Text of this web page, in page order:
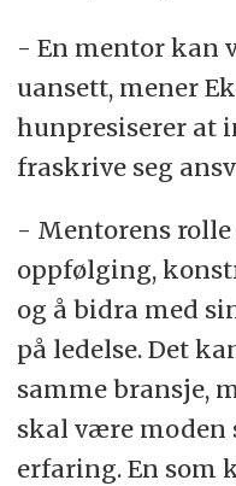
- En mentor kan
uansett, mener
hunpresiserer at
fraskrive seg
- Mentorens rolle
oppfølging,
og å bidra med
på ledelse. Det
samme bransje,
skal være moden
erfaring. En som